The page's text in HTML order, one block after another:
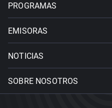
PROGRAMAS
EMISORAS
NOTICIAS
SOBRE NOSOTROS